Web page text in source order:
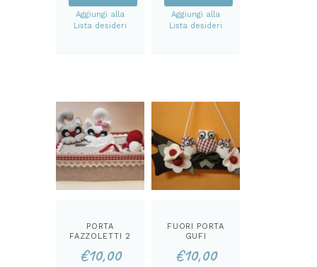
Aggiungi alla
Lista desideri
Aggiungi alla
Lista desideri
PORTA
FAZZOLETTI 2
CARTAMODEL
€10,00
FUORI PORTA
GUFI
LO
€10,00